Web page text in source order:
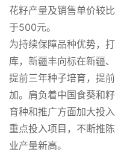
花籽产量及销售单价较
于500元。
为持续保障品种优势，
库，新疆丰向标在新疆
提前三年种子培育，提
加。肩负着中国食葵和
育种和推广方面加大投
重点投入项目，不断推
业产量新高。